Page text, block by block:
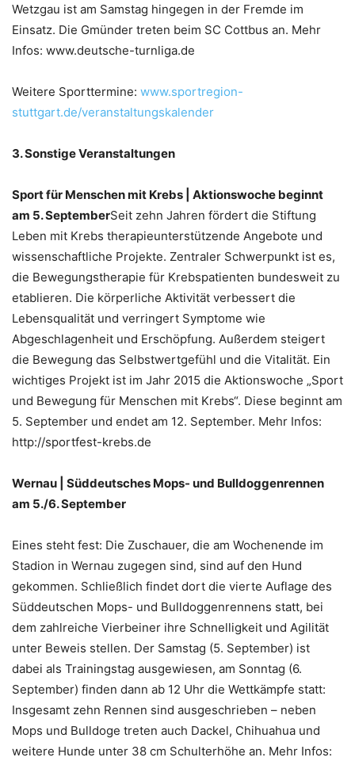
Wetzgau ist am Samstag hingegen in der Fremde im
Einsatz. Die Gmünder treten beim SC Cottbus an. Mehr
Infos: www.deutsche-turnliga.de
Weitere Sporttermine: www.sportregion-
stuttgart.de/veranstaltungskalender
3. Sonstige Veranstaltungen
Sport für Menschen mit Krebs | Aktionswoche beginnt
am 5. SeptemberSeit zehn Jahren fördert die Stiftung
Leben mit Krebs therapieunterstützende Angebote und
wissenschaftliche Projekte. Zentraler Schwerpunkt ist es,
die Bewegungstherapie für Krebspatienten bundesweit zu
etablieren. Die körperliche Aktivität verbessert die
Lebensqualität und verringert Symptome wie
Abgeschlagenheit und Erschöpfung. Außerdem steigert
die Bewegung das Selbstwertgefühl und die Vitalität. Ein
wichtiges Projekt ist im Jahr 2015 die Aktionswoche „Sport
und Bewegung für Menschen mit Krebs“. Diese beginnt am
5. Sep­tem­ber und endet am 12. September. Mehr Infos:
http://sportfest-krebs.de
Wernau | Süddeutsches Mops- und Bulldoggenrennen
am 5./6. September
Eines steht fest: Die Zuschauer, die am Wochenende im
Stadion in Wernau zugegen sind, sind auf den Hund
gekommen. Schließlich findet dort die vierte Auflage des
Süddeutschen Mops- und Bulldoggenrennens statt, bei
dem zahlreiche Vierbeiner ihre Schnelligkeit und Agilität
unter Beweis stellen. Der Samstag (5. September) ist
dabei als Trainingstag ausgewiesen, am Sonntag (6.
September) finden dann ab 12 Uhr die Wettkämpfe statt:
Insgesamt zehn Rennen sind ausgeschrieben – neben
Mops und Bulldoge treten auch Dackel, Chihuahua und
weitere Hunde unter 38 cm Schulterhöhe an. Mehr Infos: